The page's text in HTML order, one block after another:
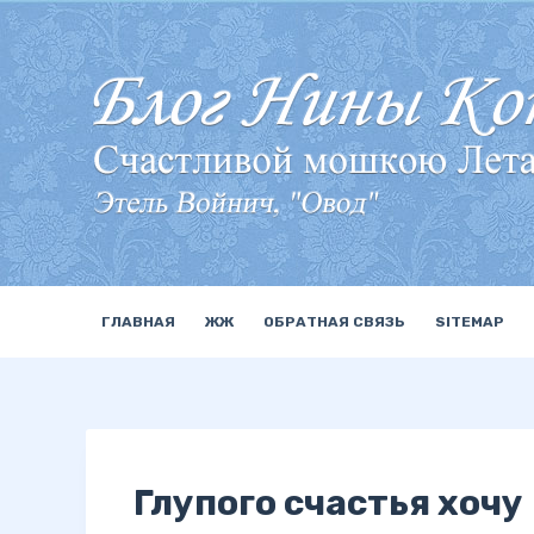
П
е
р
е
й
т
и
к
с
ГЛАВНАЯ ЖЖ ОБРАТНАЯ СВЯЗЬ SITEMAP
Глупого счастья хочу